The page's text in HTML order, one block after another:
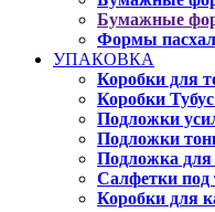
Бумажные
Формы
УПАКОВКА
Коробки для
Коробки
Подложки
Подложки
Подложка
Салфетки под
Коробки для